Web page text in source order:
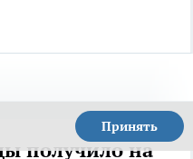
Принять
получило на